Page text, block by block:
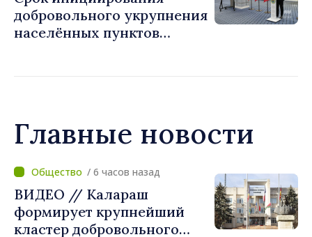
заслуживает быть в
Европейском союзе»
добровольного укрупнения
населённых пунктов
Главные новости
/ 6 часов назад
ВИДЕО // Калараш
формирует крупнейший
кластер добровольного